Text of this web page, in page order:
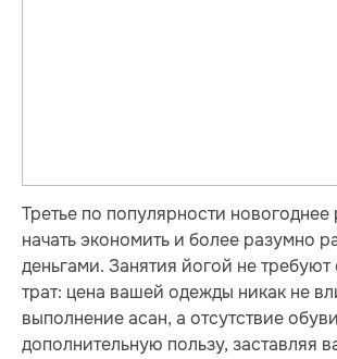
Третье по популярности
начать экономить и более разумно
деньгами. Занятия йогой не требуют
трат: цена вашей одежды никак не
выполнение асан, а отсутствие
дополнительную пользу, заставляя